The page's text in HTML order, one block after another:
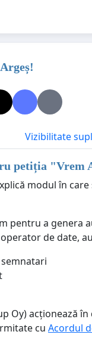
Vizibilitate
petiția "Vrem
modul în
pentru a
de date,
Oy) acționează
cu Acordul